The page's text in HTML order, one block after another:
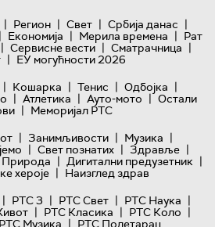
| Регион | Свет | Србија данас |
| Економија | Мерила времена | Рат
| Сервисне вести | Сматрачница |
| ЕУ могућности 2026
| Кошарка | Тенис | Одбојка |
| Атлетика | Ауто-мото | Остали
| Меморијал РТС
| Занимљивости | Музика |
| Свет познатих | Здравље |
Природа | Дигитални предузетник |
хероје | Наизглед здрав
| РТС 3 | РТС Свет | РТС Наука |
| РТС Класика | РТС Коло |
РТС Музика | РТС Полетарац